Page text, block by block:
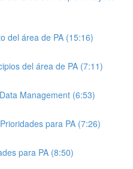
del área de PA (15:16)
del área de PA (7:11)
Management (6:53)
para PA (7:26)
para PA (8:50)